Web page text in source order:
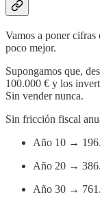
Vamos a poner cifras
poco mejor.
Supongamos que,
100.000 € y los
Sin vender nunca.
Sin fricción fiscal
Año 10 →
Año 20 →
Año 30 →